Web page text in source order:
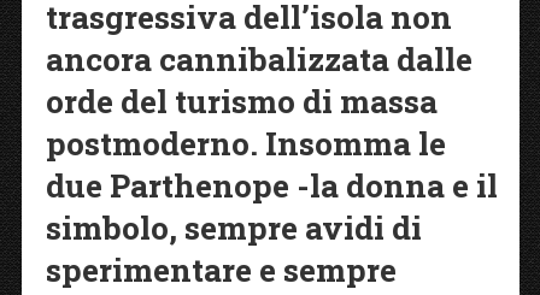
trasgressiva dell’isola non
ancora cannibalizzata dalle
orde del turismo di massa
postmoderno. Insomma le
due Parthenope -la donna e il
simbolo, sempre avidi di
sperimentare e sempre